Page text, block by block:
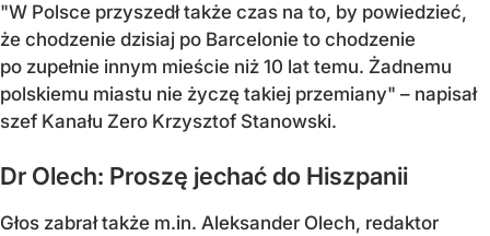
"W Polsce przyszedł także czas na to, by powiedzieć,
że chodzenie dzisiaj po Barcelonie to chodzenie
po zupełnie innym mieście niż 10 lat temu. Żadnemu
polskiemu miastu nie życzę takiej przemiany" – napisał
szef Kanału Zero Krzysztof Stanowski.
Dr Olech: Proszę jechać do Hiszpanii
Głos zabrał także m.in. Aleksander Olech, redaktor